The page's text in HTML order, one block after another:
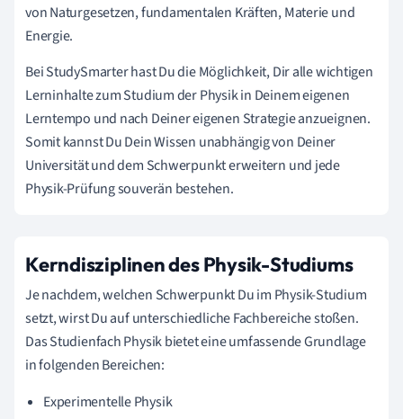
von Naturgesetzen, fundamentalen Kräften, Materie und
Energie.
Bei StudySmarter hast Du die Möglichkeit, Dir alle wichtigen
Lerninhalte zum Studium der Physik in Deinem eigenen
Lerntempo und nach Deiner eigenen Strategie anzueignen.
Somit kannst Du Dein Wissen unabhängig von Deiner
Universität und dem Schwerpunkt erweitern und jede
Physik-Prüfung souverän bestehen.
Kerndisziplinen des Physik-Studiums
Je nachdem, welchen Schwerpunkt Du im Physik-Studium
setzt, wirst Du auf unterschiedliche Fachbereiche stoßen.
Das Studienfach Physik bietet eine umfassende Grundlage
in folgenden Bereichen:
Experimentelle Physik